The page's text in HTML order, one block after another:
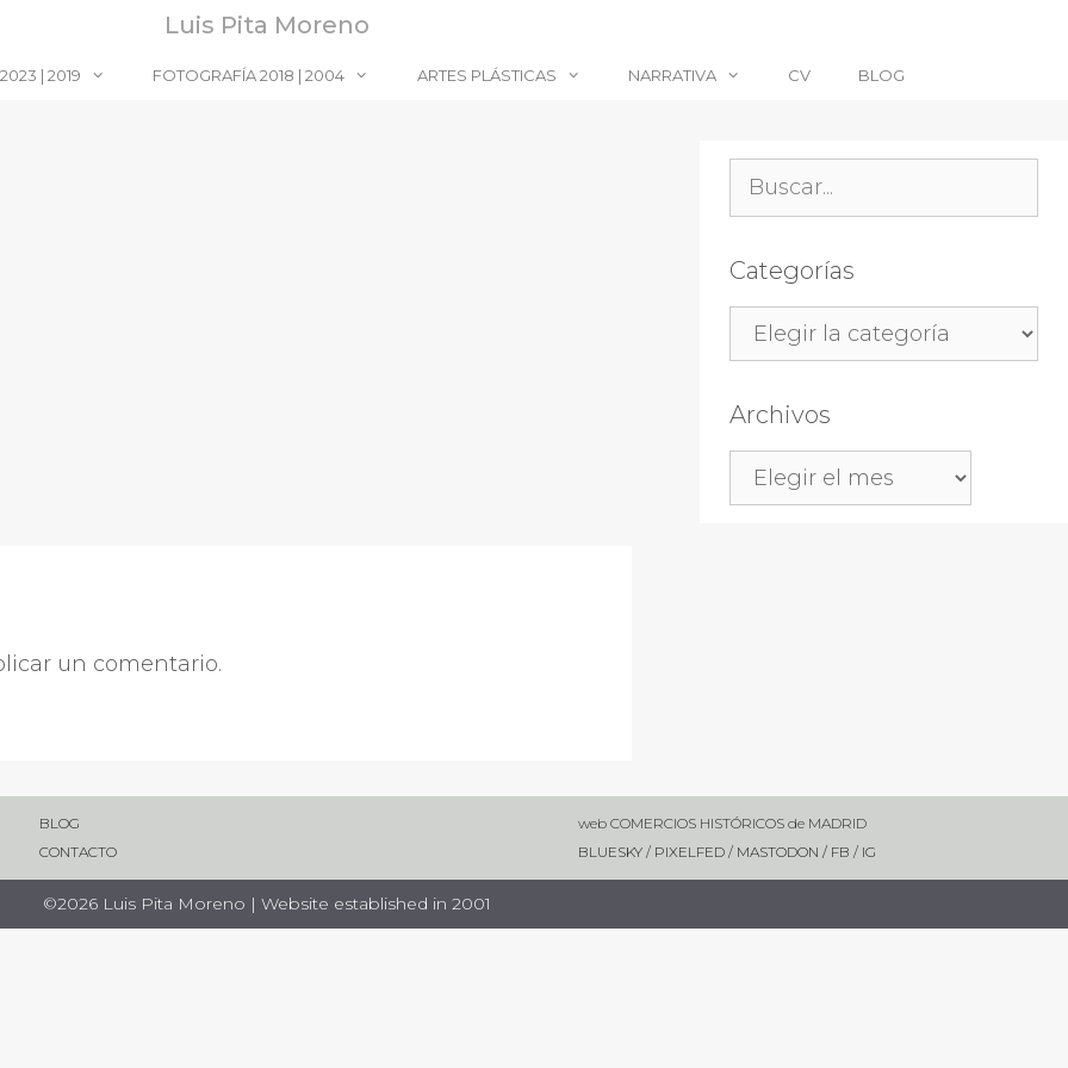
Luis Pita Moreno
| 2019 FOTOGRAFÍA 2018 | 2004 ARTES PLÁSTICAS NARRATIVA CV BLOG
un comentario.
Categorías
Archivos
BLOG
CONTACTO
web COMERCIOS HISTÓRICOS de MADRID
BLUESKY/ PIXELFED/ MASTODON / FB / IG
©2026 Luis Pita Moreno | Website established in 2001